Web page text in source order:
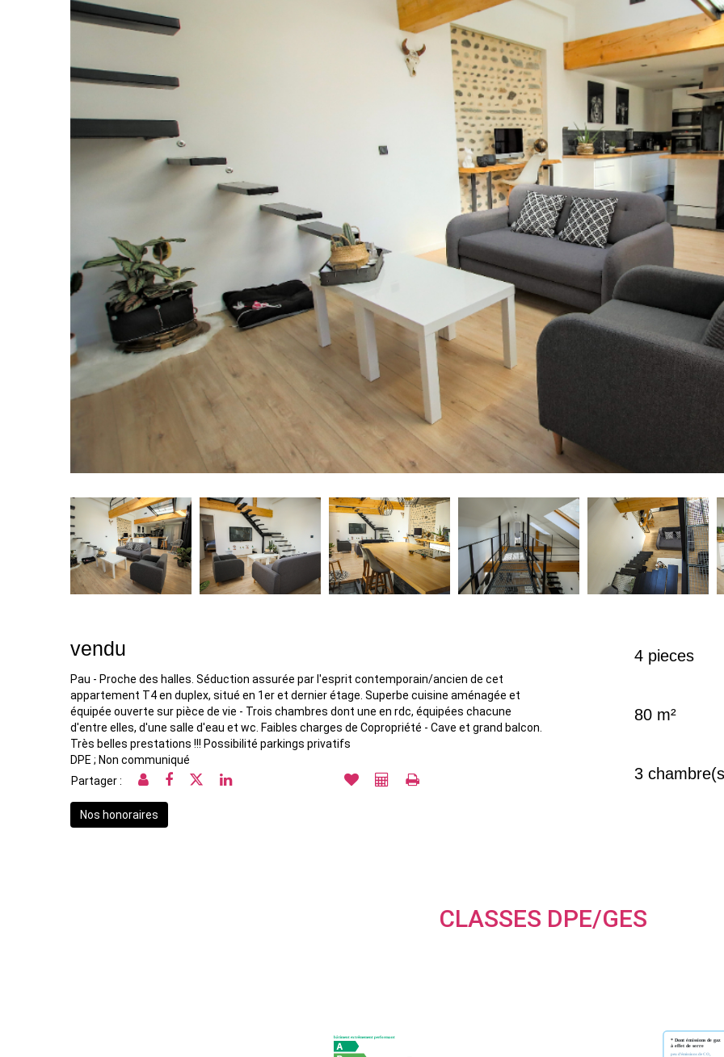
vendu
Pau - Proche des halles. Séduction assurée par l'esprit contemporain/ancien de cet
appartement T4 en duplex, situé en 1er et dernier étage. Superbe cuisine aménagée et
équipée ouverte sur pièce de vie - Trois chambres dont une en rdc, équipées chacune
d'entre elles, d'une salle d'eau et wc. Faibles charges de Copropriété - Cave et grand balcon.
Très belles prestations !!! Possibilité parkings privatifs
DPE ; Non communiqué
Partager :
Nos honoraires
4 pieces
80 m²
3
CLASSES DPE/GES